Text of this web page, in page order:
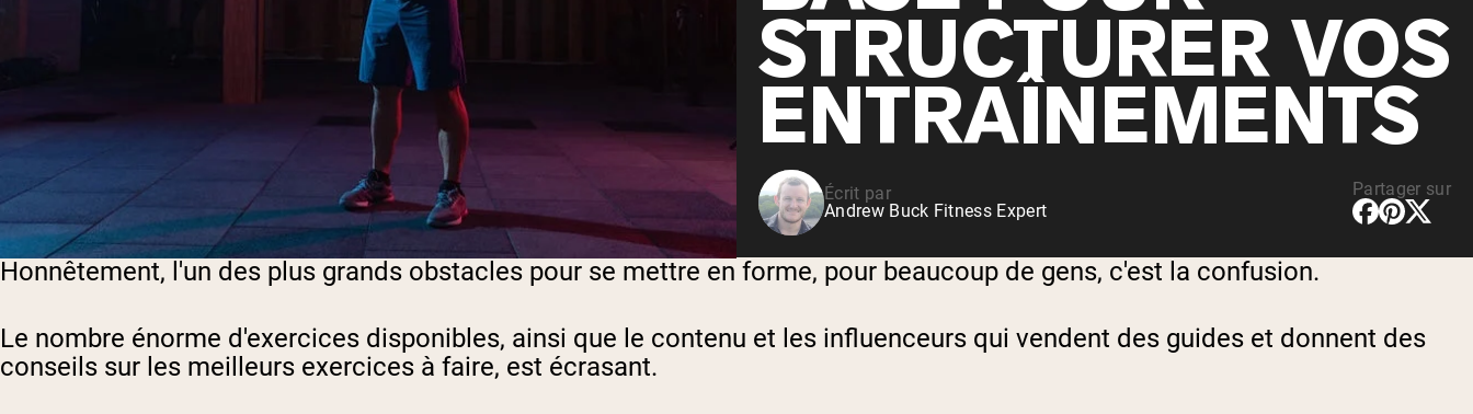
STRUCTURER VOS
ENTRAÎNEMENTS
Écrit par
Andrew Buck Fitness Expert
Partager sur
Honnêtement, l'un des plus grands obstacles pour se mettre en forme, pour beaucoup de gens, c'est la confusion.
Le nombre énorme d'exercices disponibles, ainsi que le contenu et les influenceurs qui vendent des guides et donnent des
conseils sur les meilleurs exercices à faire, est écrasant.